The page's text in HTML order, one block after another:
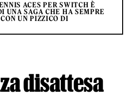
ACES PER SWITCH È
UNA SAGA CHE HA SEMPRE
UN PIZZICO DI
disattesa